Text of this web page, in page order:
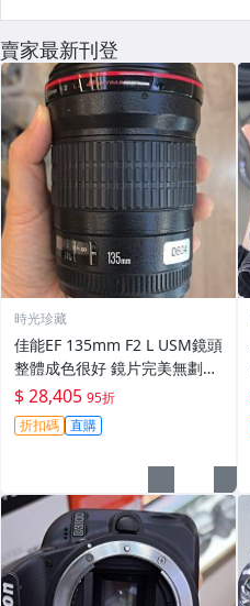
賣家最新刊登
時光珍藏
佳能EF 135mm F2 L USM鏡頭
整體成色很好 鏡片完美無劃痕
功能一切正常 無拆修無-3430
$ 28,405 95折
折扣碼 直購